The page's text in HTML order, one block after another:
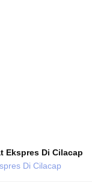
Ekspres Di Cilacap
Di Cilacap